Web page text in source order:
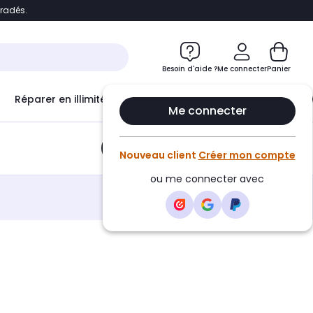
Accéder directement au chatbot
Besoin d'aide ?Me connecter
Me connecter
Nouveau client Créer mon compte
ou me connecter avec
Panier
Réparer en illimité avec Le Club Infinity
Ajouter au panier